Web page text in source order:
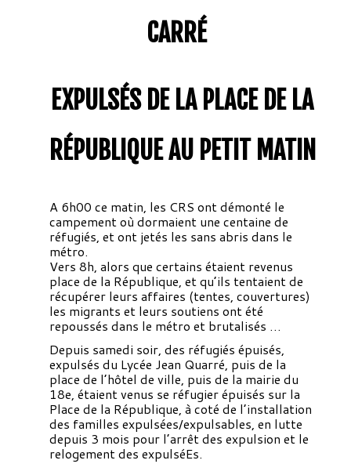
CARRÉ
EXPULSÉS DE LA PLACE DE LA
RÉPUBLIQUE AU PETIT MATIN
A6h00 ce matin, les CRS ont démonté le
campement où dormaient une centaine de
réfugiés, et ont jetés les sans abris dans le
métro.
Vers 8h, alors que certains étaient revenus
place de la République, et qu’ils tentaient de
récupérer leurs affaires (tentes, couvertures)
les migrants et leurs soutiens ont été
repoussés dans le métro et brutalisés …
Depuis samedi soir, des réfugiés épuisés,
expulsés du Lycée Jean Quarré, puis de la
place de l’hôtel de ville, puis de la mairie du
18e, étaient venus se réfugier épuisés sur la
Place de la République, à coté de l’installation
des familles expulsées/expulsables, en lutte
depuis 3 mois pour l’arrêt des expulsion et le
relogement des expulséEs.